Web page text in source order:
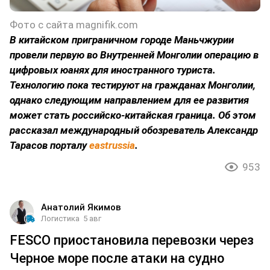
Фото с сайта magnifik.com
В китайском приграничном городе Маньчжурии
провели первую во Внутренней Монголии операцию в
цифровых юанях для иностранного туриста.
Технологию пока тестируют на гражданах Монголии,
однако следующим направлением для ее развития
может стать российско-китайская граница. Об этом
рассказал международный обозреватель Александр
Тарасов порталуeastrussia.
953
Анатолий Якимов
Логистика 5 авг
FESCO приостановила перевозки через
Черное море после атаки на судно